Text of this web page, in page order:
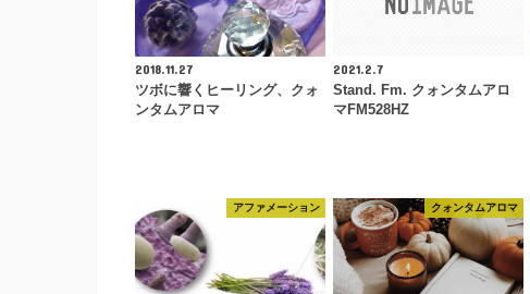
2018.11.27
ツボに響くヒーリング、クォ
ンタムアロマ
2021.2.7
Stand. Fm. クォンタムアロ
マFM528HZ
アファメーション クォンタムアロマ